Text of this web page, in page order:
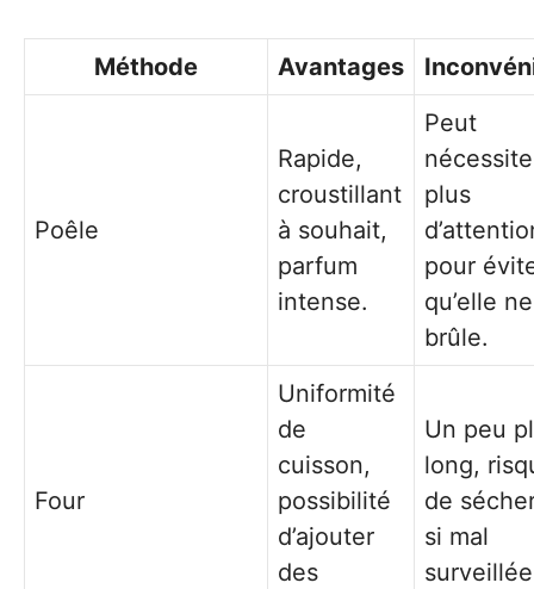
Méthode Avantages
Poêle
Rapide,
croustillant
à souhait,
parfum
intense.
Peut
plus
pour
qu’elle ne
brûle.
Four
Uniformité
de
cuisson,
possibilité
d’ajouter
des
Un peu
long,
de
si mal